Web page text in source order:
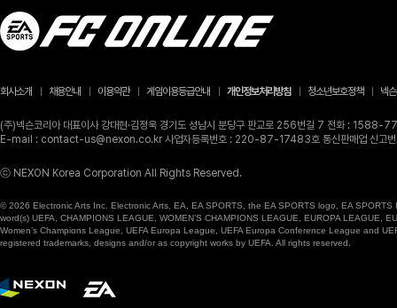
회사소개 채용안내 이용약관 게임이용등급안내 개인정보처리방침 청소년보호정책 넥
(주)넥슨코리아 대표이사 강대현·김정욱 경기도 성남시 분당구 판교로 256번길 7 전화 :
E-mail : contact-us@nexon.co.kr 사업자등록번호 : 220-87-17483호 통신판매업 신고
ⓒ NEXON Korea Corporation All Rights Reserved.
© 2026 Electronic Arts Inc. Electronic Arts, EA, EA SPORTS, the EA SPORTS logo, EA
word(s) UEFA, CHAMPIONS LEAGUE, WOMEN’S CHAMPIONS LEAGUE, EUROPA LEAGUE,
Women’s Champions League, UEFA Europa League, UEFA Europa Conference League and
registered trademarks, designs and/or as copyright works by UEFA. All rights reserved.